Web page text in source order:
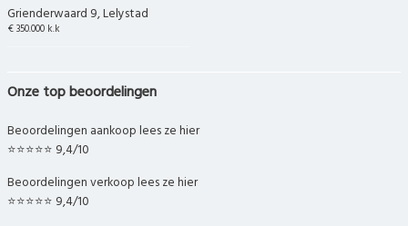
Grienderwaard 9, Lelystad
€ 350.000 k.k
Onze top beoordelingen
Beoordelingen aankoop lees ze hier
⭐⭐⭐⭐⭐ 9,4/10
Beoordelingen verkoop lees ze hier
⭐⭐⭐⭐⭐ 9,4/10